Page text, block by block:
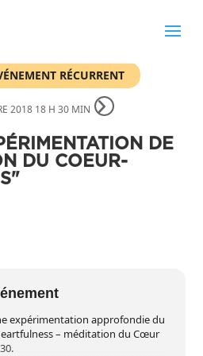
RÉCURRENT
2018 18 H 30 MIN
DE
DU COEUR-
expérimentation approfondie du
– méditation du Cœur